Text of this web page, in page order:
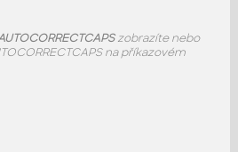
zobrazíte nebo
na příkazovém